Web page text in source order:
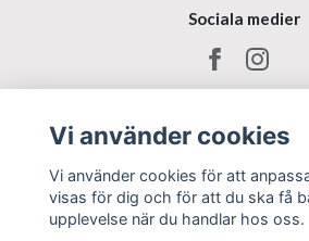
Sociala medier
Vi använder cookies
Vi använder cookies för att
visas för dig och för att du ska få
upplevelse när du handlar hos oss.